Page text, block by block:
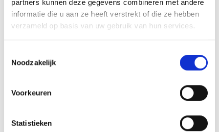
partners kunnen deze gegevens combineren met andere
informatie die u aan ze heeft verstrekt of die ze hebben
verzameld op basis van uw gebruik van hun services.
Noodzakelijk
Voorkeuren
Statistieken
Kreuzweg 4 C
39026 Prad am Stilfserjoch
Ligging